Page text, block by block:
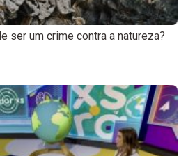
ser um crime contra a natureza?